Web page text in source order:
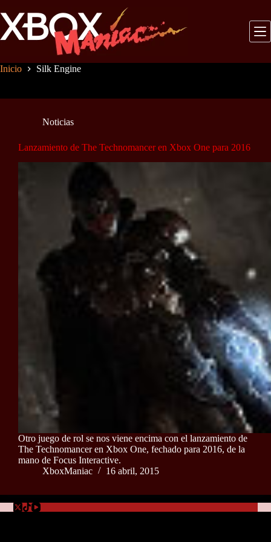
al
contenido
Inicio Silk Engine
Noticias
Lanzamiento de The Technomancer en Xbox One para 2016
Otro juego de rol se nos viene encima con el lanzamiento de
The Technomancer en Xbox One, fechado para 2016, de la
mano de Focus Interactive.
XboxManiac
16 abril, 2015